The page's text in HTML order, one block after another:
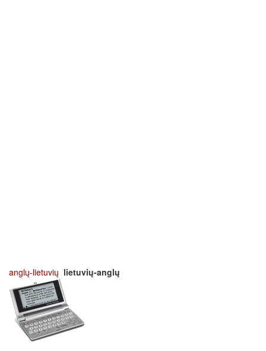
anglų-lietuvių lietuvių-anglų